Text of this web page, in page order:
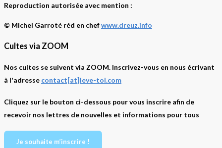
Reproduction autorisée avec mention :
© Michel Garroté réd en chefwww.dreuz.info
Cultes via ZOOM
Nos cultes se suivent via ZOOM. Inscrivez-vous en nous écrivant
à l'adresse contact[at]leve-toi.com
Cliquez sur le bouton ci-dessous pour vous inscrire afin de
recevoir nos lettres de nouvelles et informations pour tous
Je souhaite m’inscrire !